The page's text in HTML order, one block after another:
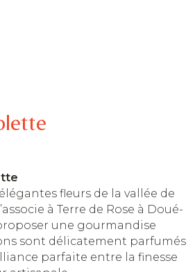
fleurs de la vallée de
à Terre de Rose à Doué-
une gourmandise
sont délicatement parfumés
parfaite entre la finesse